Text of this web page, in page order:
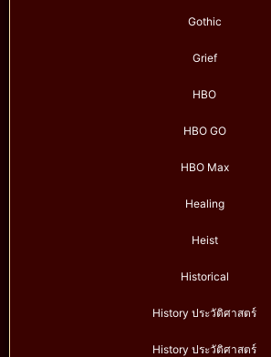
Gothic
Grief
HBO
HBO GO
HBO Max
Healing
Heist
Historical
History ประวัติศาสตร์
History ประวัติศาสตร์